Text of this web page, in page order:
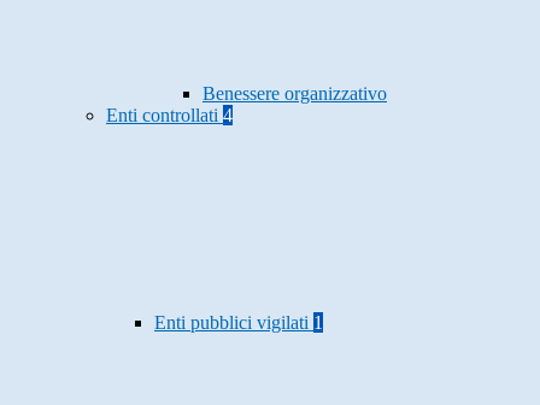
Benessere organizzativo
Enti controllati 4
Enti pubblici vigilati 1